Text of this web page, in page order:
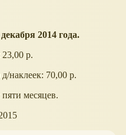
2014 года.
р.
наклеек: 70,00 р.
месяцев.